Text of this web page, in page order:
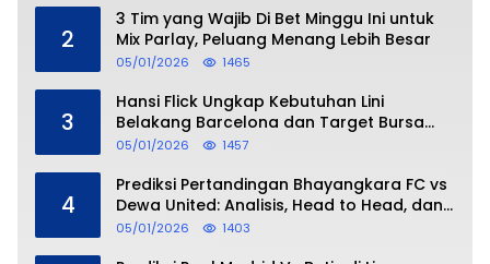
2
3 Tim yang Wajib Di Bet Minggu Ini untuk
Mix Parlay, Peluang Menang Lebih Besar
05/01/2026 1465
3
Hansi Flick Ungkap Kebutuhan Lini
Belakang Barcelona dan Target Bursa
Transfer Januari
05/01/2026 1457
4
Prediksi Pertandingan Bhayangkara FC vs
Dewa United: Analisis, Head to Head, dan
Perkiraan Skor
05/01/2026 1403